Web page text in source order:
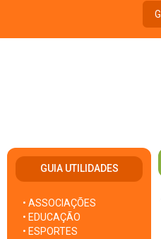
GUIA UTILIDADES
• ASSOCIAÇÕES
• EDUCAÇÃO
• ESPORTES